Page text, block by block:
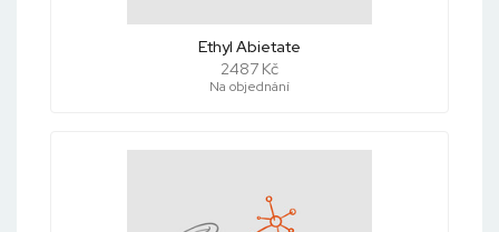
Ethyl Abietate
2487 Kč
Na objednání